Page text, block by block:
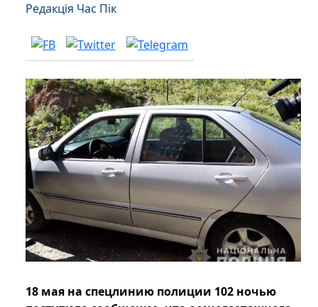
Редакція Час Пік
18 мая на спецлинию полиции 102 ночью